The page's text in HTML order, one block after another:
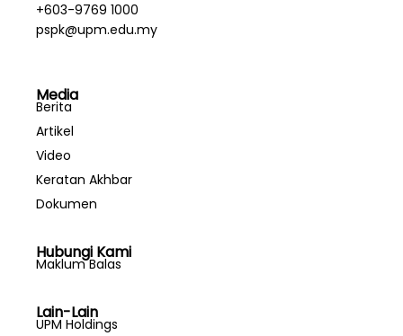
+603-9769 1000
pspk@upm.edu.my
Media
Berita
Artikel
Video
Keratan Akhbar
Dokumen
Hubungi Kami
Maklum Balas
Lain-Lain
UPM Holdings